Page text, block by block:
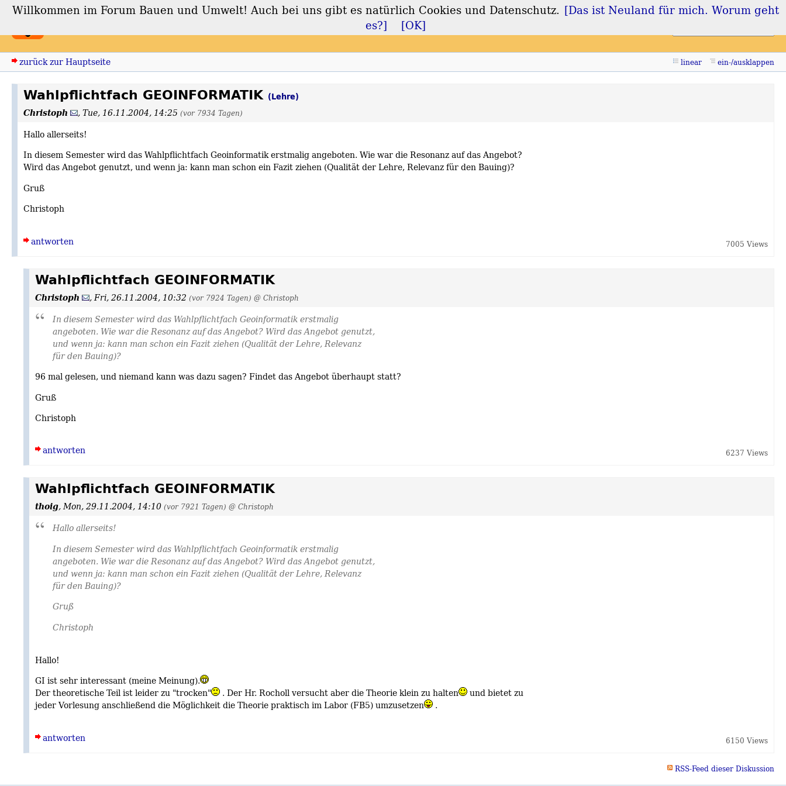
Forum Bauen und Umwelt Login Registrieren
zurück zur Hauptseite linear ein-/ausklappen
Wahlpflichtfach GEOINFORMATIK (Lehre)
Christoph ,Tue, 16.11.2004, 14:25 (vor 7934 Tagen)
Hallo allerseits!
In diesem Semester wird das Wahlpflichtfach Geoinformatik erstmalig angeboten. Wie war die Resonanz auf das Angebot?
Wird das Angebot genutzt, und wenn ja: kann man schon ein Fazit ziehen (Qualität der Lehre, Relevanz für den Bauing)?
Gruß
Christoph
antworten 7005 Views
Wahlpflichtfach GEOINFORMATIK
Christoph ,Fri, 26.11.2004, 10:32 (vor 7924 Tagen) @ Christoph
In diesem Semester wird das Wahlpflichtfach Geoinformatik erstmalig
angeboten. Wie war die Resonanz auf das Angebot? Wird das Angebot genutzt,
und wenn ja: kann man schon ein Fazit ziehen (Qualität der Lehre, Relevanz
für den Bauing)?
96 mal gelesen, und niemand kann was dazu sagen? Findet das Angebot überhaupt statt?
Gruß
Christoph
antworten 6237 Views
Wahlpflichtfach GEOINFORMATIK
thoig,Mon, 29.11.2004, 14:10 (vor 7921 Tagen) @ Christoph
Hallo allerseits!
In diesem Semester wird das Wahlpflichtfach Geoinformatik erstmalig
angeboten. Wie war die Resonanz auf das Angebot? Wird das Angebot genutzt,
und wenn ja: kann man schon ein Fazit ziehen (Qualität der Lehre, Relevanz
für den Bauing)?
Gruß
Christoph
Hallo!
GI ist sehr interessant (meine Meinung).
Der theoretische Teil ist leider zu "trocken"
. Der Hr. Rocholl versucht aber die Theorie klein zu halten
und bietet zu
jeder Vorlesung anschließend die Möglichkeit die Theorie praktisch im Labor (FB5) umzusetzen
.
antworten 6150 Views
RSS-Feed dieser Diskussion
Willkommen im Forum Bauen und Umwelt! Auch bei uns gibt es natürlich Cookies und Datenschutz. [Das ist Neuland für mich. Worum geht
es?]
[OK]